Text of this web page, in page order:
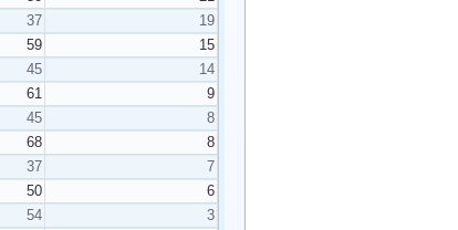
37
19
59
15
45
14
61
9
45
8
68
8
37
7
50
6
54 3